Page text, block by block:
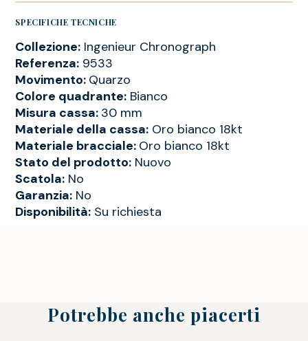
SPECIFICHE TECNICHE
Collezione: Ingenieur Chronograph
Referenza: 9533
Movimento: Quarzo
Colore quadrante: Bianco
Misura cassa: 30 mm
Materiale della cassa: Oro bianco 18kt
Materiale bracciale: Oro bianco 18kt
Stato del prodotto: Nuovo
Scatola: No
Garanzia: No
Disponibilità: Su richiesta
Potrebbe anche piacerti